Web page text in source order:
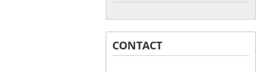
CONTACT